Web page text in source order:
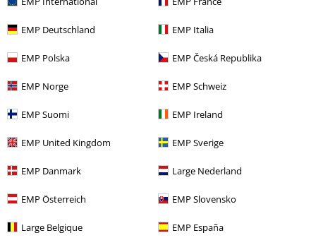
EMP Deutschland EMP Italia
EMP Polska EMP Česká Republika
EMP Norge EMP Schweiz
EMP Suomi EMP Ireland
EMP United Kingdom EMP Sverige
EMP Danmark Large Nederland
EMP Österreich EMP Slovensko
Large Belgique EMP España
Geverifieerde recensie
Opmerking
Laatst bezocht